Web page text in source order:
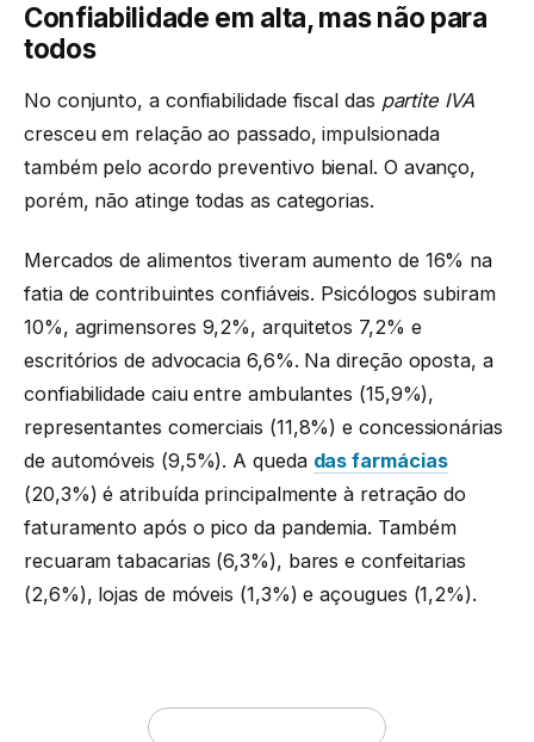
Confiabilidade em alta, mas não para
todos
No conjunto, a confiabilidade fiscal das partite IVA
cresceu em relação ao passado, impulsionada
também pelo acordo preventivo bienal. O avanço,
porém, não atinge todas as categorias.
Mercados de alimentos tiveram aumento de 16% na
fatia de contribuintes confiáveis. Psicólogos subiram
10%, agrimensores 9,2%, arquitetos 7,2% e
escritórios de advocacia 6,6%. Na direção oposta, a
confiabilidade caiu entre ambulantes (15,9%),
representantes comerciais (11,8%) e concessionárias
de automóveis (9,5%). A queda das farmácias
(20,3%) é atribuída principalmente à retração do
faturamento após o pico da pandemia. Também
recuaram tabacarias (6,3%), bares e confeitarias
(2,6%), lojas de móveis (1,3%) e açougues (1,2%).